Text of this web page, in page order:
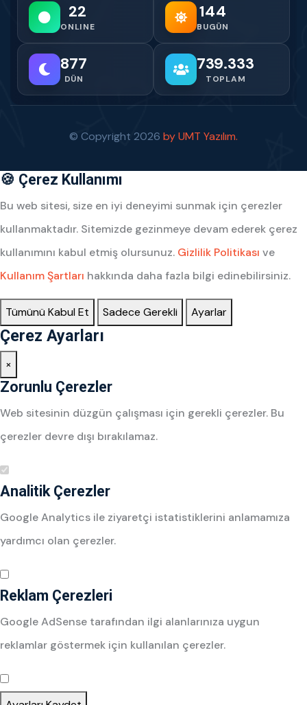
22
ONLINE
144
BUGÜN
877
DÜN
739.333
TOPLAM
© Copyright 2026 by UMT Yazılım.
🍪 Çerez Kullanımı
Bu web sitesi, size en iyi deneyimi sunmak için çerezler
kullanmaktadır. Sitemizde gezinmeye devam ederek çerez
kullanımını kabul etmiş olursunuz. Gizlilik Politikası ve
Kullanım Şartları hakkında daha fazla bilgi edinebilirsiniz.
Tümünü Kabul Et Sadece Gerekli Ayarlar
Çerez Ayarları
×
Zorunlu Çerezler
Web sitesinin düzgün çalışması için gerekli çerezler. Bu
çerezler devre dışı bırakılamaz.
Analitik Çerezler
Google Analytics ile ziyaretçi istatistiklerini anlamamıza
yardımcı olan çerezler.
Reklam Çerezleri
Google AdSense tarafından ilgi alanlarınıza uygun
reklamlar göstermek için kullanılan çerezler.